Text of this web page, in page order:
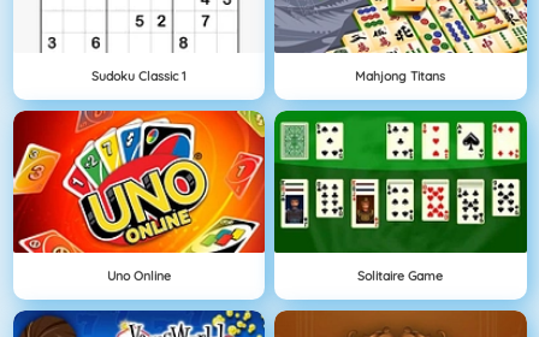
Sudoku Classic 1 Mahjong Titans
Uno Online Solitaire Game